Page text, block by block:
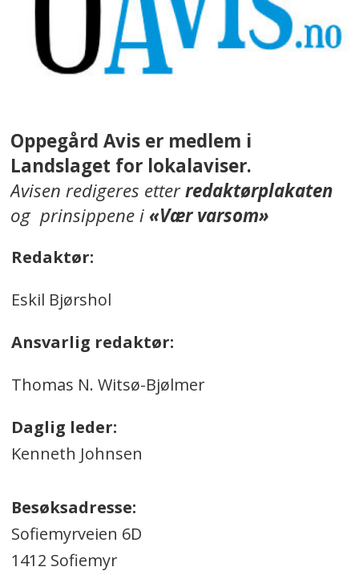
Oppegård Avis er medlem i
Landslaget for lokalaviser.
Avisen redigeres etterredaktørplakaten
og prinsippene i«Vær varsom»
Redaktør:
Eskil Bjørshol
Ansvarlig redaktør:
Thomas N. Witsø-Bjølmer
Daglig leder:
Kenneth Johnsen
Besøksadresse:
Sofiemyrveien 6D
1412 Sofiemyr